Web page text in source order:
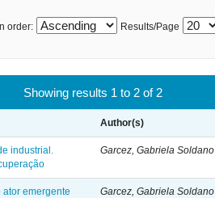
In order: Results/Page
Showing results 1 to 2 of 2
Author(s)
industrial.
Garcez, Gabriela Soldano
emergente
Garcez, Gabriela Soldano